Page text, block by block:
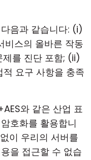
음과 같습니다: (i)
비스의 올바른 작동
제를 진단 포함; (ii)
요구 사항을 충족
와 같은 산업 표
호화를 활용합니
이 우리의 서버를
을 접근할 수 없습